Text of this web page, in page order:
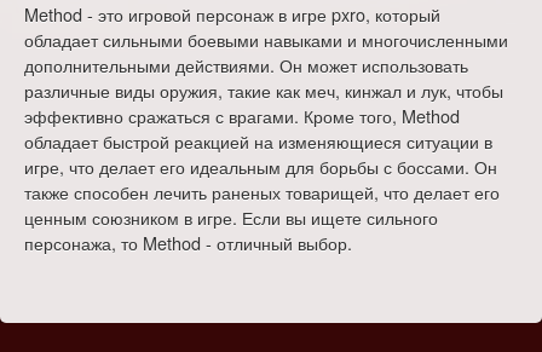
Method - это игровой персонаж в игре pxro, который
обладает сильными боевыми навыками и многочисленными
дополнительными действиями. Он может использовать
различные виды оружия, такие как меч, кинжал и лук, чтобы
эффективно сражаться с врагами. Кроме того, Method
обладает быстрой реакцией на изменяющиеся ситуации в
игре, что делает его идеальным для борьбы с боссами. Он
также способен лечить раненых товарищей, что делает его
ценным союзником в игре. Если вы ищете сильного
персонажа, то Method - отличный выбор.